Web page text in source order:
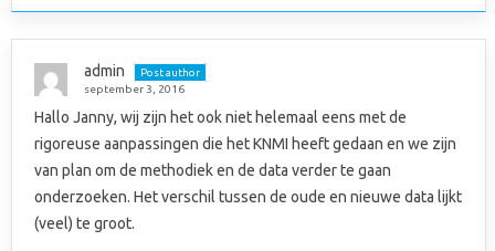
admin
Post author
september 3, 2016
Hallo Janny, wij zijn het ook niet helemaal eens met de
rigoreuse aanpassingen die het KNMI heeft gedaan en we zijn
van plan om de methodiek en de data verder te gaan
onderzoeken. Het verschil tussen de oude en nieuwe data lijkt
(veel) te groot.